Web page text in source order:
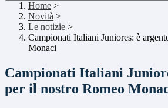
Home >
Novità >
Le notizie >
Campionati Italiani Juniores: è
Monaci
Campionati Italiani
per il nostro Romeo